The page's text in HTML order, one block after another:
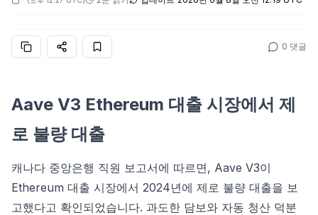
0 댓글
Aave V3 Ethereum 대출 시장에서 제
로 불량 대출
캐나다 중앙은행 직원 보고서에 따르면, Aave V3이
Ethereum 대출 시장에서 2024년에 제로 불량 대출을 보
고했다고 확인되었습니다. 과도한 담보와 자동 청산 덕분